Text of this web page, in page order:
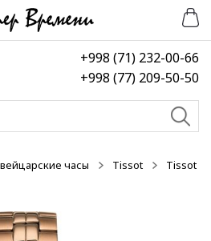
+998 (71) 232-00-66
+998 (77) 209-50-50
часы Tissot
Tissot